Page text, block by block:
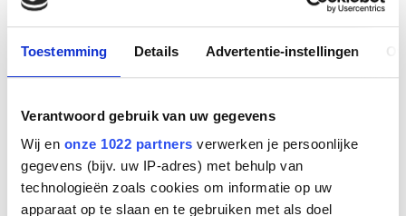
Toestemming Details Advertentie-instellingen
Verantwoord gebruik van uw gegevens
Wij en onze 1022 partners verwerken je persoonlijke
gegevens (bijv. uw IP-adres) met behulp van
technologieën zoals cookies om informatie op uw
apparaat op te slaan en te gebruiken met als doel
AED’s (9300A, 9300E, 9390A, 9390E).
Duurzaam en betrouwbaar:Hoogwaardige
materialen voor optimale geleiding.
apart verkrijgbaar).
Houdbaarheid:Circa 2 jaar.
Eenvoudige applicatie:Met duidelijke
pictogrammen op de verpakking.